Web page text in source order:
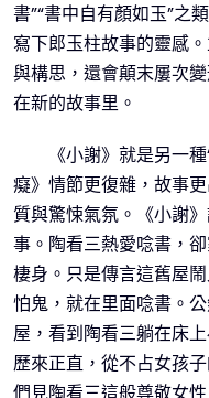
書”“書中自有顏如玉”之
寫下郎玉柱故事的靈感
與構思，還會顛末屢次
在新的故事里。
《小謝》就是另一
癡》情節更復雜，故事
質與驚悚氣氛。《小謝
事。陶看三熱愛唸書，
棲身。只是傳言這舊屋
怕鬼，就在里面唸書。
屋，看到陶看三躺在床
歷來正直，從不占女孩